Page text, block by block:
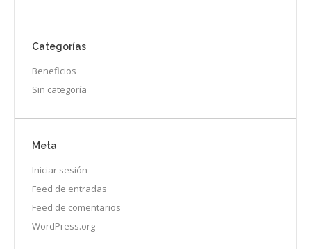
Categorías
Beneficios
Sin categoría
Meta
Iniciar sesión
Feed de entradas
Feed de comentarios
WordPress.org